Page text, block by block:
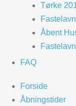
Tørke
Åbent
FAQ
Forside
Åbningstider